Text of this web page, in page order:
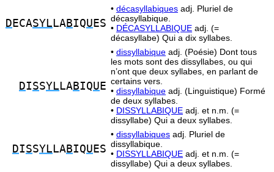
D ECASYL LABIQU ES
• décasyllabiques adj. Pluriel de
décasyllabique.
• DÉCASYLLABIQUE adj. (=
décasyllabe) Qui a dix syllabes.
DISSYL LABIQU E
• dissyllabique adj. (Poésie) Dont tous
les mots sont des dissyllabes, ou qui
n’ont que deux syllabes, en parlant de
certains vers.
• dissyllabique adj. (Linguistique) Formé
de deux syllabes.
• DISSYLLABIQUE adj. et n.m. (=
dissyllabe) Qui a deux syllabes.
DISSYL LABIQU ES
• dissyllabiques adj. Pluriel de
dissyllabique.
• DISSYLLABIQUE adj. et n.m. (=
dissyllabe) Qui a deux syllabes.